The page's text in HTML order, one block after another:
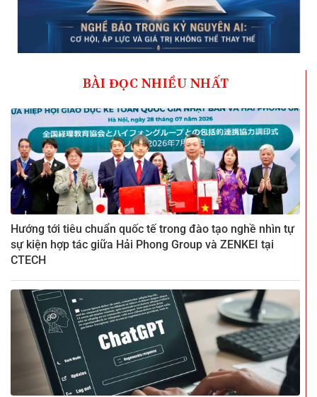
BÀI ĐỌC NHIỀU NHẤT
Hướng tới tiêu chuẩn quốc tế trong đào tạo nghề nhìn tự
sự kiện hợp tác giữa Hải Phong Group và ZENKEI tại
CTECH